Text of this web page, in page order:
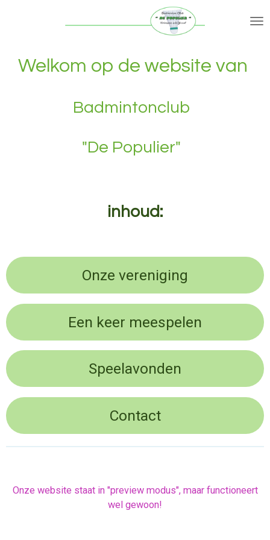
hoofdinhoud
Welkom op de website van
Badmintonclub
"De Populier"
inhoud:
Onze vereniging
Een keer meespelen
Speelavonden
Contact
Onze website staat in "preview modus", maar functioneert
wel gewoon!